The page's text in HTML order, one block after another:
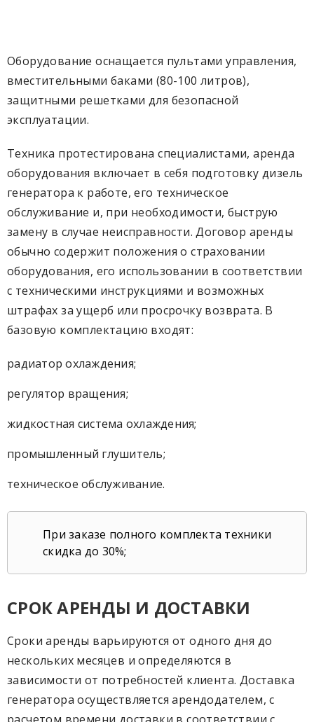
Оборудование оснащается пультами управления,
вместительными баками (80-100 литров),
защитными решетками для безопасной
эксплуатации.
Техника протестирована специалистами, аренда
оборудования включает в себя подготовку дизель
генератора к работе, его техническое
обслуживание и, при необходимости, быструю
замену в случае неисправности. Договор аренды
обычно содержит положения о страховании
оборудования, его использовании в соответствии
с техническими инструкциями и возможных
штрафах за ущерб или просрочку возврата. В
базовую комплектацию входят:
радиатор охлаждения;
регулятор вращения;
жидкостная система охлаждения;
промышленный глушитель;
техническое обслуживание.
При заказе полного комплекта техники
скидка до 30%;
СРОК АРЕНДЫ И ДОСТАВКИ
Сроки аренды варьируются от одного дня до
нескольких месяцев и определяются в
зависимости от потребностей клиента. Доставка
генератора осуществляется арендодателем, с